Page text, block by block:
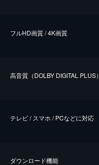
フルHD画質 / 4K画質
⾼⾳質（DOLBY DIGITAL PLUS）
テレビ / スマホ / PCなどに対応
ダウンロード機能